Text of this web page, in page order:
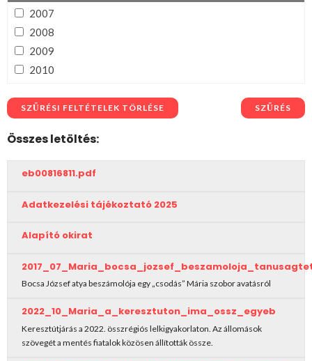
Tisza
Zagyva
2007
2008
2009
2010
2012
2014
2015
2017
2019
2023
SZŰRÉSI FELTÉTELEK TÖRLÉSE SZŰRÉS
Összes letöltés:
eb00816811.pdf
Adatkezelési tájékoztató 2025
Alapító okirat
Bocsa József atya beszámolója egy „csodás” Mária szobor avatásról
2022_10_Maria_a_keresztuton_ima_ossz_egyeb
Keresztútjárás a 2022. összrégiós lelkigyakorlaton. Az állomások
szövegét a mentés fiatalok közösen állították össze.